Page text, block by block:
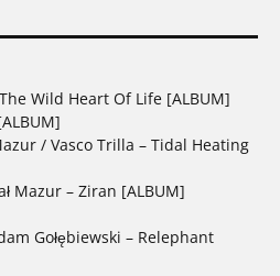
Wild Heart Of Life [ALBUM]
/ Vasco Trilla – Tidal Heating
Mazur – Ziran [ALBUM]
Gołębiewski – Relephant